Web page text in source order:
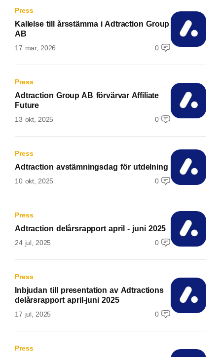
Press
Kallelse till årsstämma i Adtraction Group
AB
17 mar, 2026 0
Press
Adtraction Group AB förvärvar Affiliate
Future
13 okt, 2025 0
Press
Adtraction avstämningsdag för utdelning
10 okt, 2025 0
Press
Adtraction delårsrapport april - juni 2025
24 jul, 2025 0
Press
Inbjudan till presentation av Adtractions
delårsrapport april-juni 2025
17 jul, 2025 0
Press